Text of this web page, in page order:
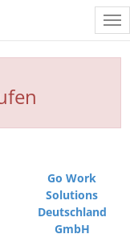
Go Work
Solutions
Deutschland
GmbH